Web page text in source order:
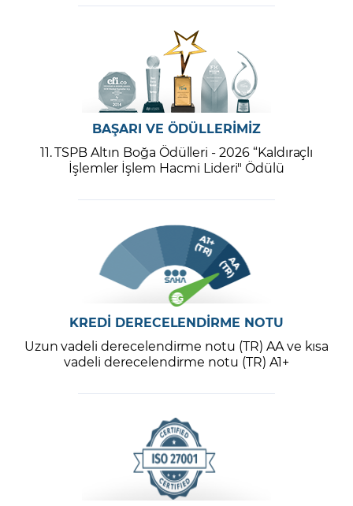
BAŞARI VE ÖDÜLLERİMİZ
11. TSPB Altın Boğa Ödülleri - 2026 “Kaldıraçlı
İşlemler İşlem Hacmi Lideri" Ödülü
KREDİ DERECELENDİRME NOTU
Uzun vadeli derecelendirme notu (TR) AA ve kısa
vadeli derecelendirme notu (TR) A1+